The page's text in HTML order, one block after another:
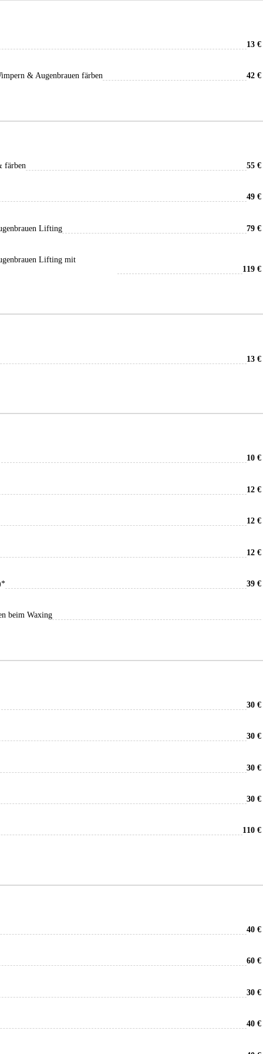
13 €
& Augenbrauen färben 42 €
färben 55 €
49 €
Lifting 79 €
Lifting mit
119 €
13 €
10 €
12 €
12 €
12 €
39 €
beim Waxing
30 €
30 €
30 €
30 €
110 €
40 €
60 €
30 €
40 €